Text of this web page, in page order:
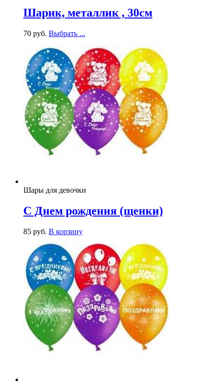
Шарик, металлик , 30см
70 руб. Выбрать ...
Шары для девочки
С Днем рождения (щенки)
85 руб. В корзину